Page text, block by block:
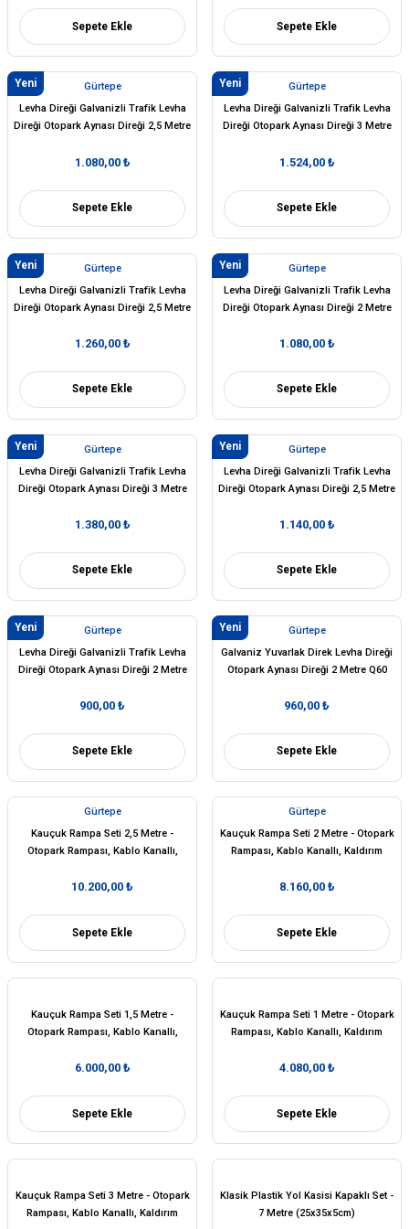
Sepete Ekle Sepete Ekle
Yeni
Gürtepe
Levha Direği Galvanizli Trafik Levha
Direği Otopark Aynası Direği 2,5 Metre
1.080,00 ₺
Sepete Ekle
Yeni
Gürtepe
Levha Direği Galvanizli Trafik Levha
Direği Otopark Aynası Direği 3 Metre
1.524,00 ₺
Sepete Ekle
Yeni
Gürtepe
Levha Direği Galvanizli Trafik Levha
Direği Otopark Aynası Direği 2,5 Metre
1.260,00 ₺
Sepete Ekle
Yeni
Gürtepe
Levha Direği Galvanizli Trafik Levha
Direği Otopark Aynası Direği 2 Metre
1.080,00 ₺
Sepete Ekle
Yeni
Gürtepe
Levha Direği Galvanizli Trafik Levha
Direği Otopark Aynası Direği 3 Metre
1.380,00 ₺
Sepete Ekle
Yeni
Gürtepe
Levha Direği Galvanizli Trafik Levha
Direği Otopark Aynası Direği 2,5 Metre
1.140,00 ₺
Sepete Ekle
Yeni
Gürtepe
Levha Direği Galvanizli Trafik Levha
Direği Otopark Aynası Direği 2 Metre
900,00 ₺
Sepete Ekle
Yeni
Gürtepe
Galvaniz Yuvarlak Direk Levha Direği
Otopark Aynası Direği 2 Metre Q60
960,00 ₺
Sepete Ekle
Gürtepe
Kauçuk Rampa Seti 2,5 Metre -
Otopark Rampası, Kablo Kanallı,
10.200,00 ₺
Sepete Ekle
Gürtepe
Kauçuk Rampa Seti 2 Metre - Otopark
Rampası, Kablo Kanallı, Kaldırım
8.160,00 ₺
Sepete Ekle
Kauçuk Rampa Seti 1,5 Metre -
Otopark Rampası, Kablo Kanallı,
6.000,00 ₺
Sepete Ekle
Kauçuk Rampa Seti 1 Metre - Otopark
Rampası, Kablo Kanallı, Kaldırım
4.080,00 ₺
Sepete Ekle
Kauçuk Rampa Seti 3 Metre - Otopark
Rampası, Kablo Kanallı, Kaldırım
Klasik Plastik Yol Kasisi Kapaklı Set -
7 Metre (25x35x5cm)